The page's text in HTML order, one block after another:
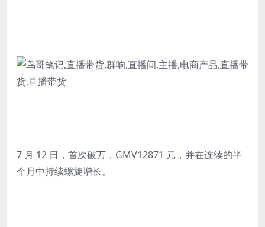
7 月 12 日，首次破万，GMV12871 元，并在连续的半
个月中持续螺旋增长。